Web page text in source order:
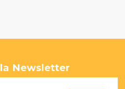
Newsletter